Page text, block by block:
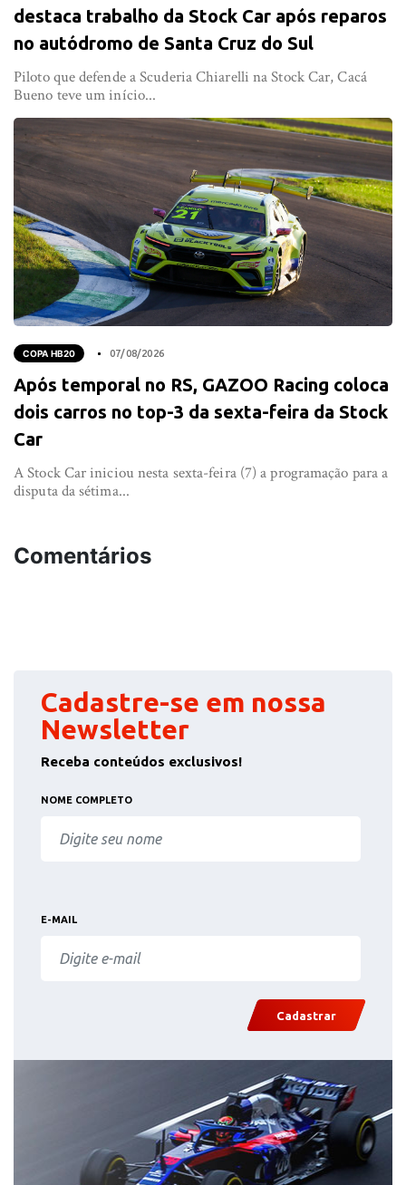
destaca trabalho da Stock Car após reparos
no autódromo de Santa Cruz do Sul
Piloto que defende a Scuderia Chiarelli na Stock Car, Cacá
Bueno teve um início...
COPA HB20 07/08/2026
Após temporal no RS, GAZOO Racing coloca
dois carros no top-3 da sexta-feira da Stock
Car
A Stock Car iniciou nesta sexta-feira (7) a programação para a
disputa da sétima...
Comentários
Cadastre-se em nossa
Newsletter
Receba conteúdos exclusivos!
NOME COMPLETO
E-MAIL
Cadastrar